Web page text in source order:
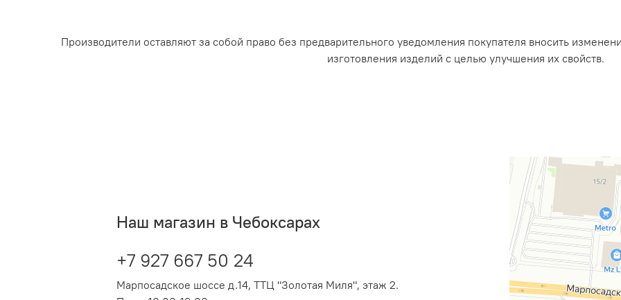
Производители оставляют за собой право без предварительного уведомления покупателя вносить
изготовления изделий с целью улучшения их свойств.
Наш магазин в Чебоксарах
+7 927 667 50 24
Марпосадское шоссе д.14, ТТЦ "Золотая Миля", этаж 2.